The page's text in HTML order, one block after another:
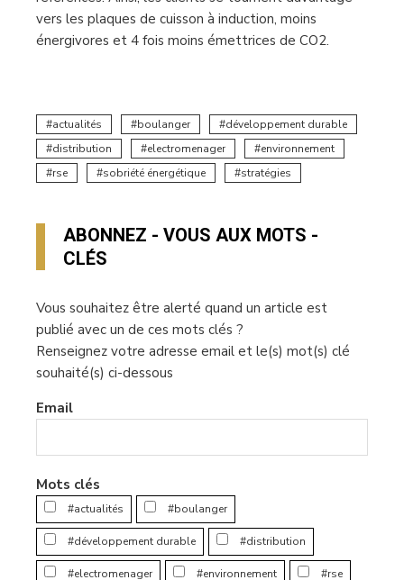
vers les plaques de cuisson à induction, moins
énergivores et 4 fois moins émettrices de CO2.
actualités boulanger
développement durable
distribution
electromenager
environnement
rse
sobriété énergétique stratégies
ABONNEZ - VOUS AUX MOTS -
CLÉS
Vous souhaitez être alerté quand un article est
publié avec un de ces mots clés ?
Renseignez votre adresse email et le(s) mot(s) clé
souhaité(s) ci-dessous
Email
Mots clés
#actualités #boulanger
#développement durable #distribution
#electromenager #environnement #rse